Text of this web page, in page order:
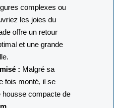
complexes ou
les joies du
offre un retour
et une grande
: Malgré sa
fois monté, il se
housse compacte de